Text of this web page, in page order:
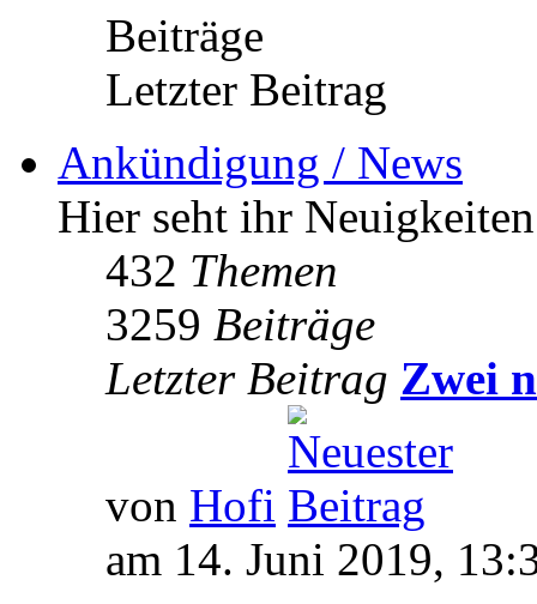
Beiträge
Letzter Beitrag
Ankündigung / News
Hier seht ihr
432 Themen
3259 Beiträge
Letzter Beitrag Zwei
von Hofi
am 14. Juni 2019,